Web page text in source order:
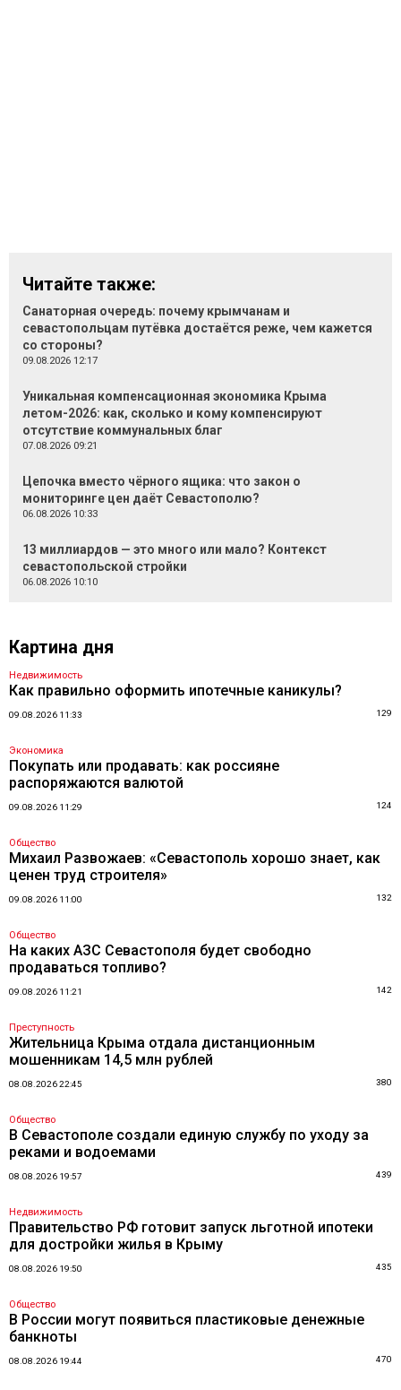
Читайте также:
Санаторная очередь: почему крымчанам и
севастопольцам путёвка достаётся реже, чем кажется
со стороны?
09.08.2026 12:17
Уникальная компенсационная экономика Крыма
летом-2026: как, сколько и кому компенсируют
отсутствие коммунальных благ
07.08.2026 09:21
Цепочка вместо чёрного ящика: что закон о
мониторинге цен даёт Севастополю?
06.08.2026 10:33
13 миллиардов — это много или мало? Контекст
севастопольской стройки
06.08.2026 10:10
Картина дня
Недвижимость
Как правильно оформить ипотечные каникулы?
09.08.2026 11:33 129
Экономика
Покупать или продавать: как россияне
распоряжаются валютой
09.08.2026 11:29 124
Общество
Михаил Развожаев: «Севастополь хорошо знает, как
ценен труд строителя»
09.08.2026 11:00 132
Общество
На каких АЗС Севастополя будет свободно
продаваться топливо?
09.08.2026 11:21 142
Преступность
Жительница Крыма отдала дистанционным
мошенникам 14,5 млн рублей
08.08.2026 22:45 380
Общество
В Севастополе создали единую службу по уходу за
реками и водоемами
08.08.2026 19:57 439
Недвижимость
Правительство РФ готовит запуск льготной ипотеки
для достройки жилья в Крыму
08.08.2026 19:50 435
Общество
В России могут появиться пластиковые денежные
банкноты
08.08.2026 19:44 470